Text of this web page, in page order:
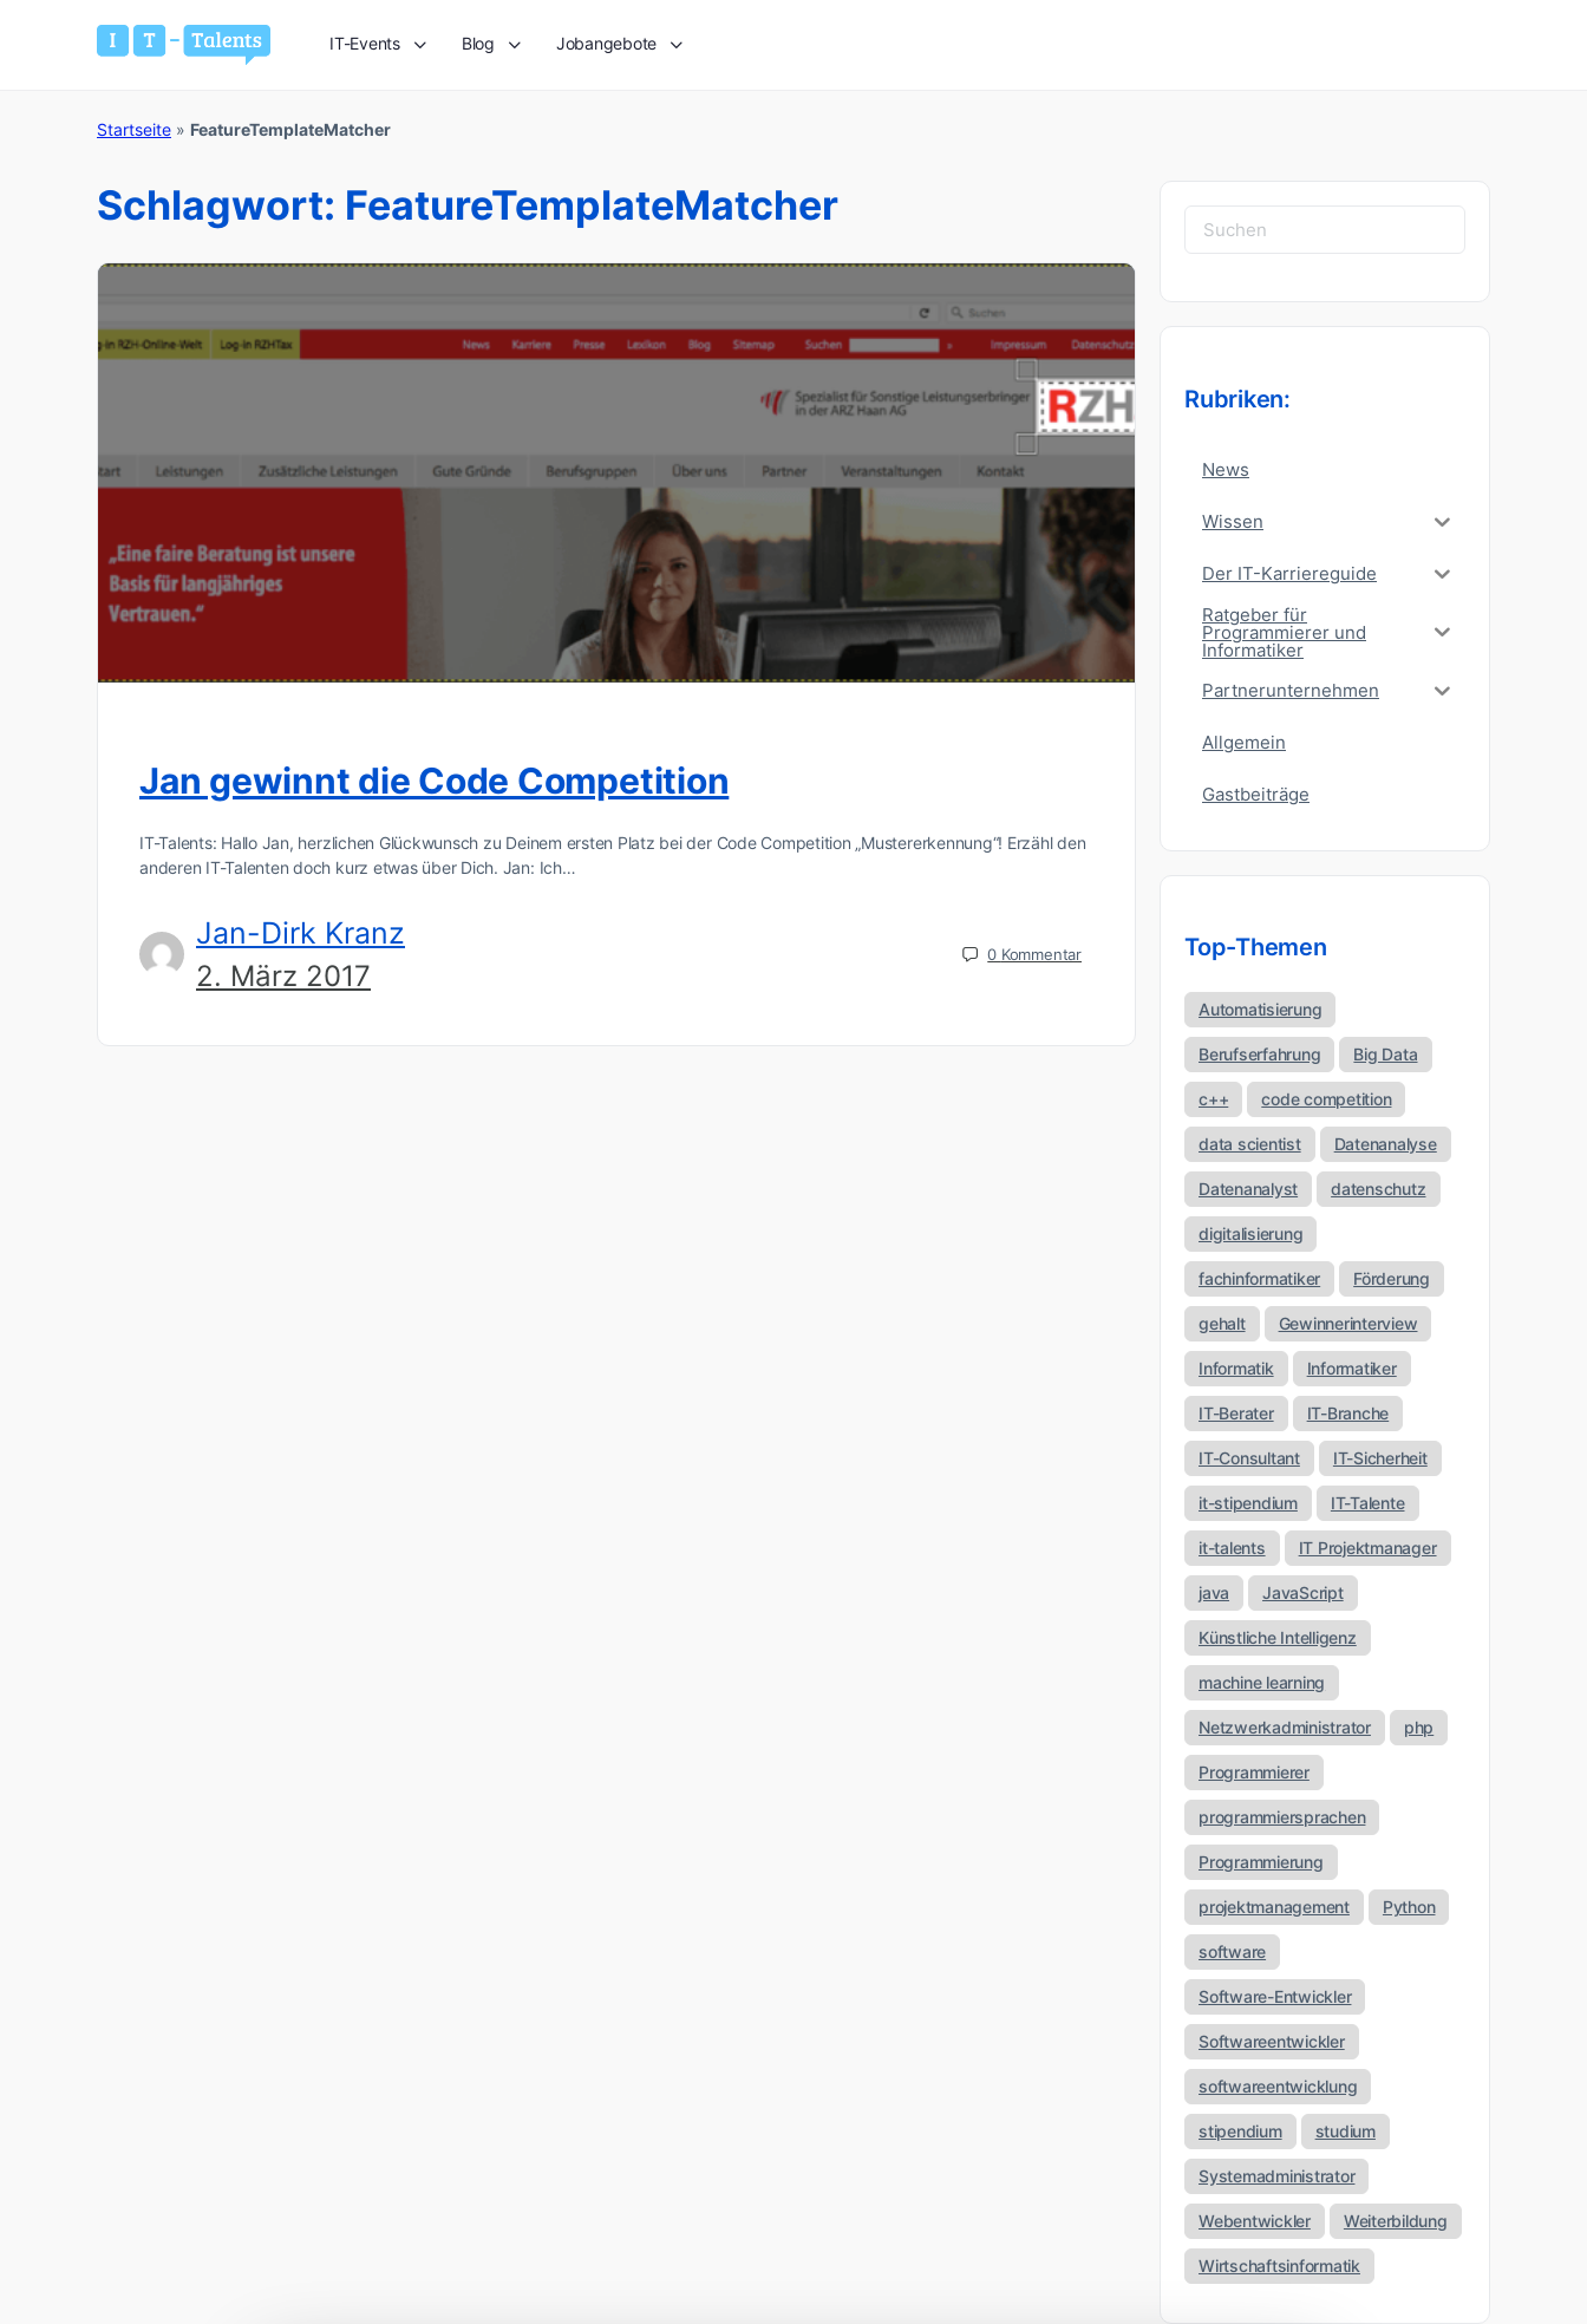
IT-Events Blog Jobangebote
Startseite » FeatureTemplateMatcher
Schlagwort: FeatureTemplateMatcher
Jan gewinnt die Code Competition
IT-Talents: Hallo Jan, herzlichen Glückwunsch zu Deinem ersten Platz bei der Code Competition „Mustererkennung“! Erzähl den
anderen IT-Talenten doch kurz etwas über Dich. Jan: Ich…
Jan-Dirk Kranz
2. März 2017
0 Kommentar
Suchen
nach:
Rubriken:
News
Wissen
Der IT-Karriereguide
Ratgeber für
Programmierer und
Informatiker
Partnerunternehmen
Allgemein
Gastbeiträge
Top-Themen
Automatisierung
Berufserfahrung Big Data
c++ code competition
data scientist Datenanalyse
Datenanalyst datenschutz
digitalisierung
fachinformatiker Förderung
gehalt Gewinnerinterview
Informatik Informatiker
IT-Berater IT-Branche
IT-Consultant IT-Sicherheit
it-stipendium IT-Talente
it-talents IT Projektmanager
java JavaScript
Künstliche Intelligenz
machine learning
Netzwerkadministrator php
Programmierer
programmiersprachen
Programmierung
projektmanagement Python
software
Software-Entwickler
Softwareentwickler
softwareentwicklung
stipendium studium
Systemadministrator
Webentwickler Weiterbildung
Wirtschaftsinformatik